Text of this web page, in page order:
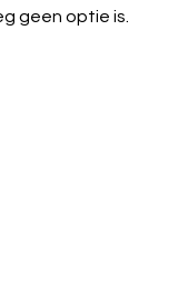
geen optie is.